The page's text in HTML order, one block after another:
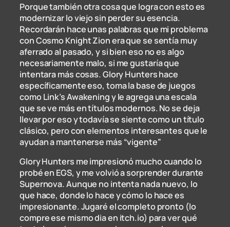
Porque también otra cosa que logra con esto es
modernizar lo viejo sin perder su esencia.
Recordarán hace unas palabras que mi problema
con Cosmo Knight Zion era que se sentía muy
aferrado al pasado, y si bien eso no es algo
necesariamente malo, si me gustaría que
intentara más cosas. Glory Hunters hace
específicamente eso, toma la base de juegos
como Link’s Awakening y le agrega una escala
que se ve más en títulos modernos. No se deja
llevar por eso y todavía se siente como un título
clásico, pero con elementos interesantes que le
ayudan a mantenerse más “vigente”
Glory Hunters me impresionó mucho cuando lo
probé en EGS, y me volvió a sorprender durante
Supernova. Aunque no intenta nada nuevo, lo
que hace, donde lo hace y cómo lo hace es
impresionante. Jugaré el completo pronto (lo
compre ese mismo dia en itch.io) para ver qué